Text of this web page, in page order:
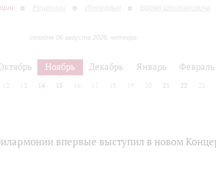
Рецензии Интервью Время Шостаковича
сегодня 06 августа 2026, четверг
Ноябрь Декабрь Январь Февраль
12 13 14 15 16 17 18 19 20 21 22 23
впервые выступил в новом